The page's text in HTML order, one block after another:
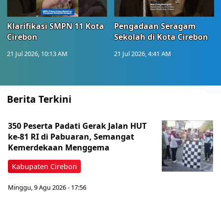
Klarifikasi SMPN 11 Kota
Cirebon
21 Jul 2026, 10:13 AM
Pengadaan Seragam
Sekolah di Kota Cirebon
21 Jul 2026, 4:41 AM
Berita Terkini
Kabupaten Cirebon
350 Peserta Padati Gerak Jalan HUT
ke-81 RI di Pabuaran, Semangat
Kemerdekaan Menggema
Minggu, 9 Agu 2026 - 17:56